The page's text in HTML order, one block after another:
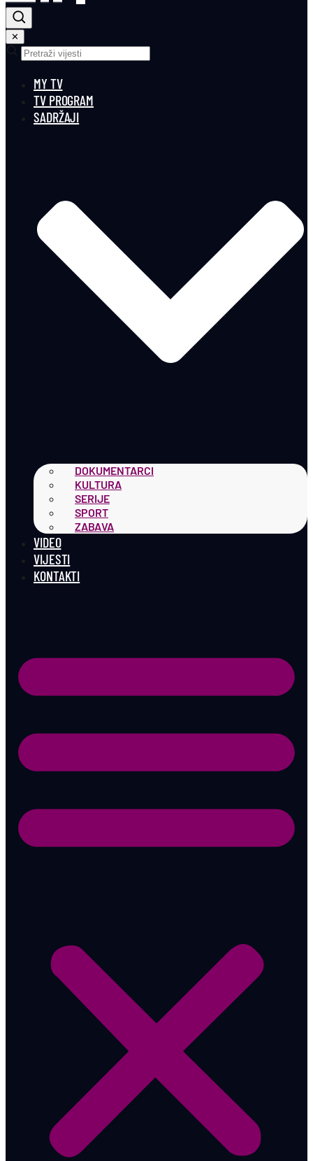
✕
MY TV
TV PROGRAM
SADRŽAJI
DOKUMENTARCI
KULTURA
SERIJE
SPORT
ZABAVA
VIDEO
VIJESTI
KONTAKTI